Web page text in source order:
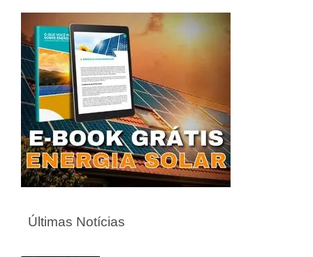
Últimas Notícias